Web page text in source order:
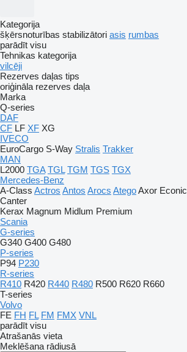
Kategorija
šķērsnoturības stabilizātori asis rumbas
parādīt visu
Tehnikas kategorija
vilcēji
Rezerves daļas tips
oriģināla rezerves daļa
Marka
Q-series
DAF
CF LF XF XG
IVECO
EuroCargo S-Way Stralis Trakker
MAN
L2000 TGA TGL TGM TGS TGX
Mercedes-Benz
A-Class Actros Antos Arocs AtegoAxor Econic
Canter
Kerax Magnum Midlum Premium
Scania
G-series
G340 G400 G480
P-series
P94 P230
R-series
R410 R420 R440 R480 R500 R620 R660
T-series
Volvo
FE FH FL FM FMX VNL
parādīt visu
Atrašanās vieta
Meklēšana rādiusā